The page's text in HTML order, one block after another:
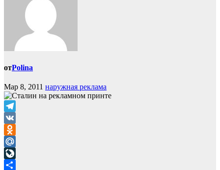
отPolina
Мар 8, 2011 наружная реклама
Telegram
VK
Odnoklassniki
Mail.Ru
LiveJournal